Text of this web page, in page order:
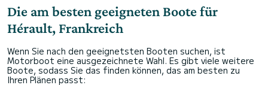
Die am besten geeigneten Boote für
Hérault, Frankreich
Wenn Sie nach den geeignetsten Booten suchen, ist
Motorboot eine ausgezeichnete Wahl. Es gibt viele weitere
Boote, sodass Sie das finden können, das am besten zu
Ihren Plänen passt: